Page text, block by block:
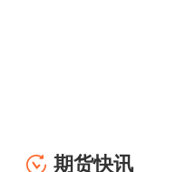
期货快讯